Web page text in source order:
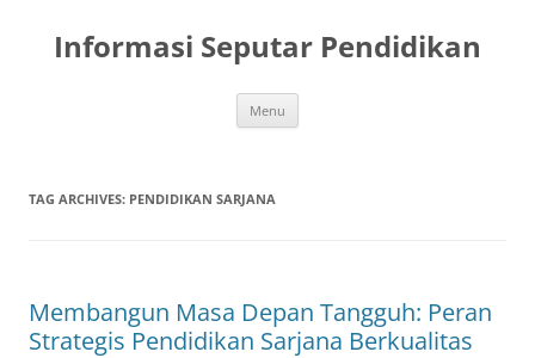
content
Informasi Seputar Pendidikan
Menu
TAG ARCHIVES: PENDIDIKAN SARJANA
Membangun Masa Depan Tangguh: Peran
Strategis Pendidikan Sarjana Berkualitas